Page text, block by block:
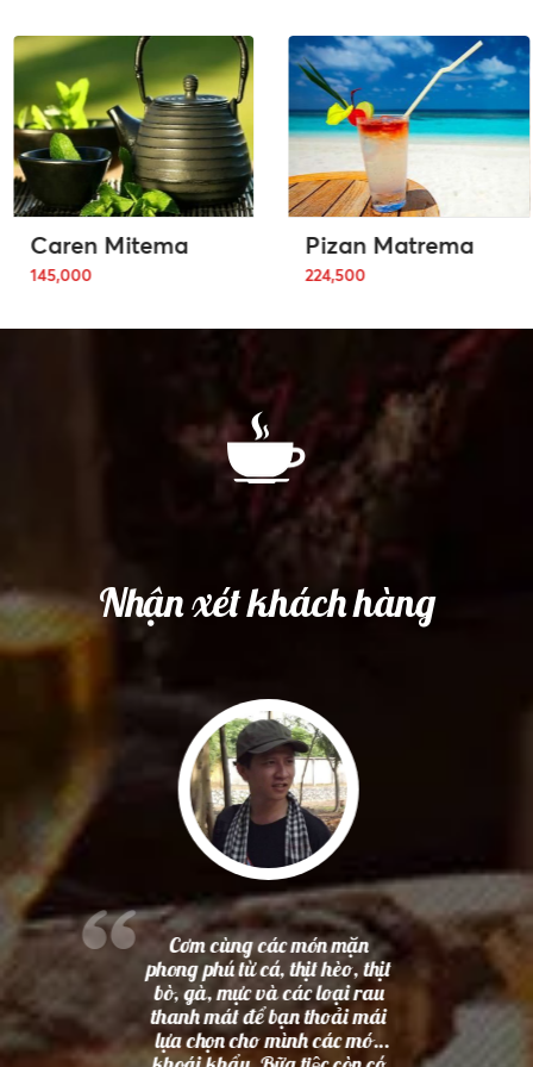
Caren Mitema
145,000
Pizan Matrema
224,500
Nhận xét khách hàng
Cơm cùng các món mặn
phong phú từ cá, thịt hèo, thịt
bò, gà, mực và các loại rau
thanh mát để bạn thoải mái
lựa chọn cho mình các món